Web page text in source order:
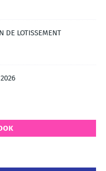
DE LOTISSEMENT